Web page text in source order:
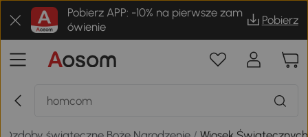
Pobierz APP: -10% na pierwsze zam
ówienie
Pobierz